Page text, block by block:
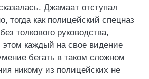
Джамаат отступал
тогда как полицейский спецназ
толкового руководства,
этом каждый на свое видение
бегать в таком сложном
никому из полицейских не